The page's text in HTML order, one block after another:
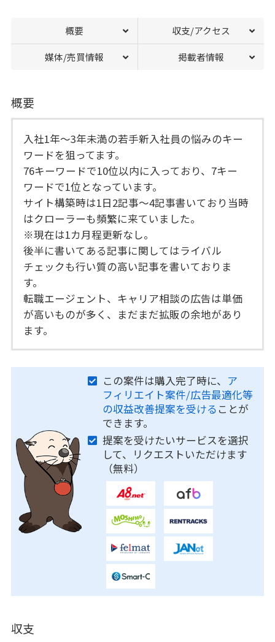
概要 収支/アクセス
媒体/売買情報 掲載者情報
概要
入社1年～3年未満の若手新入社員の悩みのキー
ワードを狙ってます。
76キーワードで10位以内に入っており、7キー
ワードで1位となっています。
サイト構築時は1日2記事～4記事書いており当時
はクローラーも頻繁に来ていました。
※現在は1カ月程更新なし。
後半に書いてある記事に関してはライバル
チェックも行い質の高い記事を書いておりま
す。
転職エージェント、キャリア相談の広告は単価
が高いものが多く、まだまだ拡販の余地があり
ます。
この案件は購入完了時に、 ア
フィリエイト案件/広告最適化等
の収益改善提案を受ける ことが
できます。
提案を受けたいサービスを選択
して、リクエストいただけます
（無料）
収支